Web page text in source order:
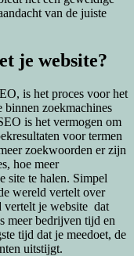
van de juiste
je website?
is het proces voor het
binnen zoekmachines
is het vermogen om
voor termen
zoekwoorden er zijn
hoe meer
site te halen. Simpel
wereld vertelt over
vertelt je website dat
meer bedrijven tijd en
tijd dat je meedoet, de
uitstijgt.